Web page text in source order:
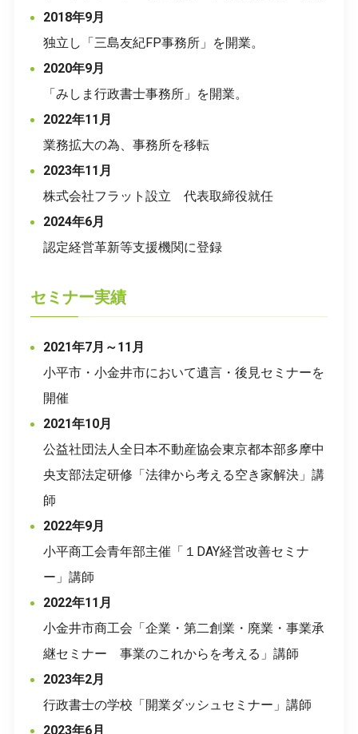
2018年9月
独立し「三島友紀FP事務所」を開業。
2020年9月
「みしま行政書士事務所」を開業。
2022年11月
業務拡大の為、事務所を移転
2023年11月
株式会社フラット設立 代表取締役就任
2024年6月
認定経営革新等支援機関に登録
セミナー実績
2021年7月～11月
小平市・小金井市において遺言・後見セミナーを
開催
2021年10月
公益社団法人全日本不動産協会東京都本部多摩中
央支部法定研修「法律から考える空き家解決」講
師
2022年9月
小平商工会青年部主催「１DAY経営改善セミナ
ー」講師
2022年11月
小金井市商工会「企業・第二創業・廃業・事業承
継セミナー 事業のこれからを考える」講師
2023年2月
行政書士の学校「開業ダッシュセミナー」講師
2023年6月